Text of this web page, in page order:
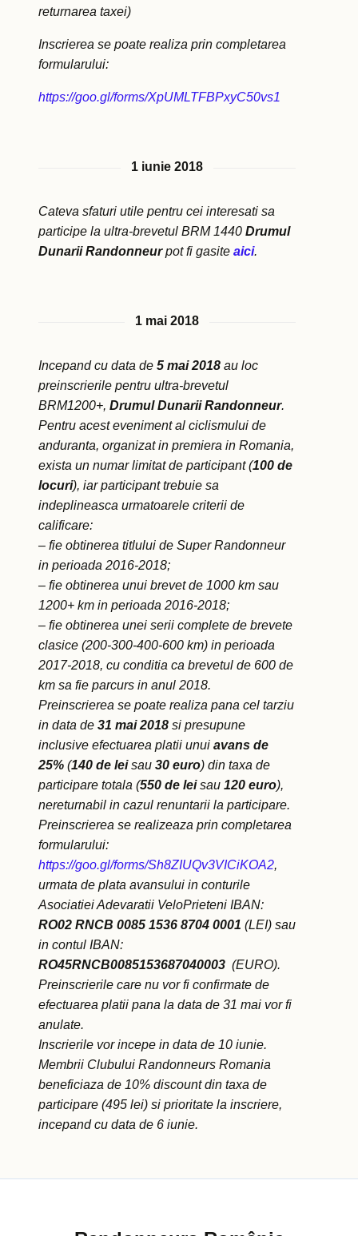
returnarea taxei)
Inscrierea se poate realiza prin completarea
formularului:
https://goo.gl/forms/XpUMLTFBPxyC50vs1
1 iunie 2018
Cateva sfaturi utile pentru cei interesati sa
participe la ultra-brevetul BRM 1440 Drumul
Dunarii Randonneurpot fi gasite aici.
1 mai 2018
Incepand cu data de 5 mai 2018 au loc
preinscrierile pentru ultra-brevetul
BRM1200+, Drumul Dunarii Randonneur.
Pentru acest eveniment al ciclismului de
anduranta, organizat in premiera in Romania,
exista un numar limitat de participant (100 de
locuri), iar participant trebuie sa
indeplineasca urmatoarele criterii de
calificare:
– fie obtinerea titlului de Super Randonneur
in perioada 2016-2018;
– fie obtinerea unui brevet de 1000 km sau
1200+ km in perioada 2016-2018;
– fie obtinerea unei serii complete de brevete
clasice (200-300-400-600 km) in perioada
2017-2018, cu conditia ca brevetul de 600 de
km sa fie parcurs in anul 2018.
Preinscrierea se poate realiza pana cel tarziu
in data de 31 mai 2018 si presupune
inclusive efectuarea platii unui avans de
25% (140 de leisau 30 euro) din taxa de
participare totala (550 de leisau 120 euro),
nereturnabil in cazul renuntarii la participare.
Preinscrierea se realizeaza prin completarea
formularului:
https://goo.gl/forms/Sh8ZIUQv3VICiKOA2,
urmata de plata avansului in conturile
Asociatiei Adevaratii VeloPrieteni IBAN:
RO02 RNCB 0085 1536 8704 0001 (LEI) sau
in contul IBAN:
RO45RNCB0085153687040003 (EURO).
Preinscrierile care nu vor fi confirmate de
efectuarea platii pana la data de 31 mai vor fi
anulate.
Inscrierile vor incepe in data de 10 iunie.
Membrii Clubului Randonneurs Romania
beneficiaza de 10% discount din taxa de
participare (495 lei) si prioritate la inscriere,
incepand cu data de 6 iunie.